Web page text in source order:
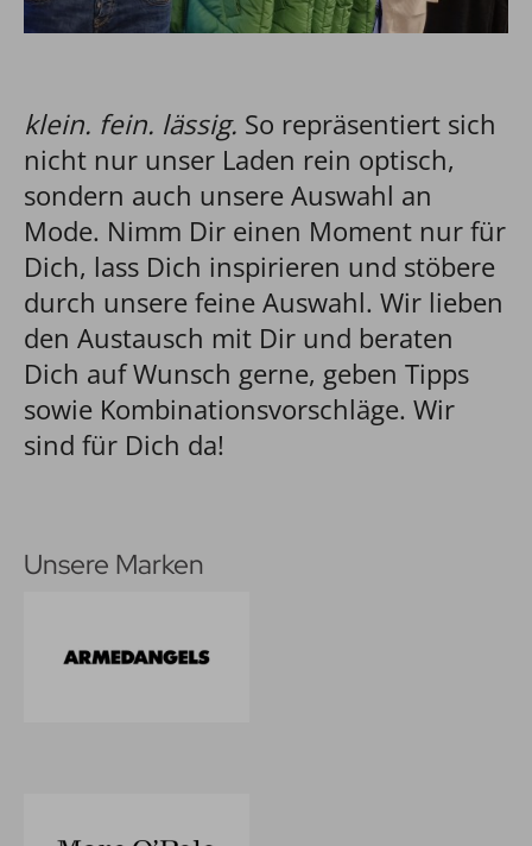
klein. fein. lässig. So repräsentiert sich
nicht nur unser Laden rein optisch,
sondern auch unsere Auswahl an
Mode. Nimm Dir einen Moment nur für
Dich, lass Dich inspirieren und stöbere
durch unsere feine Auswahl. Wir lieben
den Austausch mit Dir und beraten
Dich auf Wunsch gerne, geben Tipps
sowie Kombinationsvorschläge. Wir
sind für Dich da!
Unsere Marken